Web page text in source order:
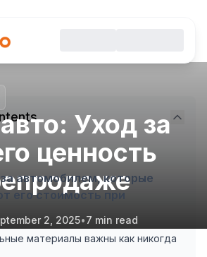
Уход за
ценность
2, 2025•7 min read
автомобилем, которые
его стоимость при
материалы важны как никогда